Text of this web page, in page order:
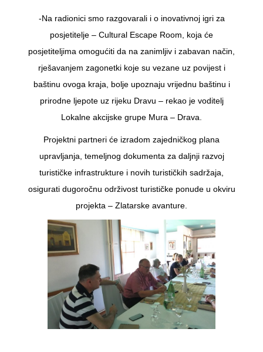
-Na radionici smo razgovarali i o inovativnoj igri za
posjetitelje – Cultural Escape Room, koja će
posjetiteljima omogućiti da na zanimljiv i zabavan način,
rješavanjem zagonetki koje su vezane uz povijest i
baštinu ovoga kraja, bolje upoznaju vrijednu baštinu i
prirodne ljepote uz rijeku Dravu – rekao je voditelj
Lokalne akcijske grupe Mura – Drava.
Projektni partneri će izradom zajedničkog plana
upravljanja, temeljnog dokumenta za daljnji razvoj
turističke infrastrukture i novih turističkih sadržaja,
osigurati dugoročnu održivost turističke ponude u okviru
projekta – Zlatarske avanture.